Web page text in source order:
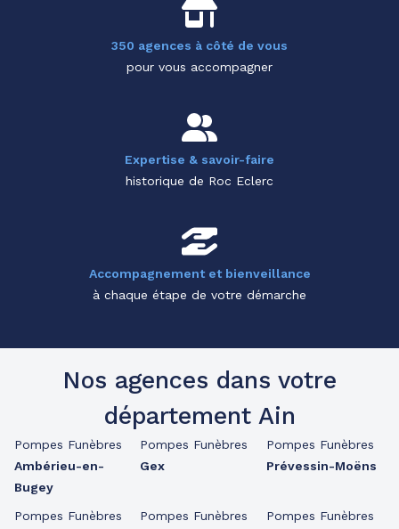
350 agences à côté de vous
pour vous accompagner
Expertise & savoir-faire
historique de Roc Eclerc
Accompagnement et bienveillance
à chaque étape de votre démarche
Nos agences dans votre
département Ain
Pompes Funèbres
Ambérieu-en-
Bugey
Pompes Funèbres
Pompes Funèbres
Gex
Pompes Funèbres
Pompes Funèbres
Prévessin-Moëns
Pompes Funèbres